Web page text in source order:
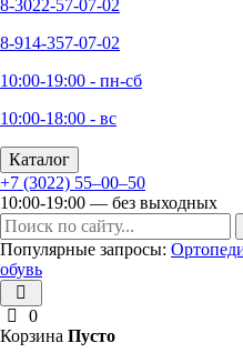
8-3022-57-07-02
8-914-357-07-02
10:00-19:00 - пн-сб
10:00-18:00 - вс
Каталог
+7 (3022) 55‒00‒50
10:00-19:00 — без выходных
Популярные запросы:
обувь
0
Корзина Пусто